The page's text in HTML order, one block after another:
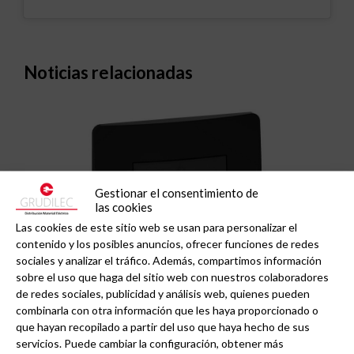
Gestionar el consentimiento de
las cookies
Las cookies de este sitio web se usan para personalizar el
contenido y los posibles anuncios, ofrecer funciones de redes
sociales y analizar el tráfico. Además, compartimos información
sobre el uso que haga del sitio web con nuestros colaboradores
de redes sociales, publicidad y análisis web, quienes pueden
combinarla con otra información que les haya proporcionado o
que hayan recopilado a partir del uso que haya hecho de sus
servicios. Puede cambiar la configuración, obtener más
Noticias relacionadas
DINUY publica su nueva tarifa entrada en vigor el
1 de enero